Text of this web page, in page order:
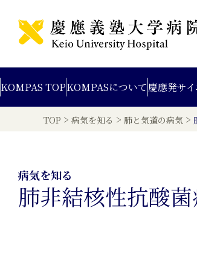
KOMPAS TOPKOMPASについて慶應発サ
TOP > 病気を知る > 肺と気道の病気 >
病気を知る
肺非結核性抗酸